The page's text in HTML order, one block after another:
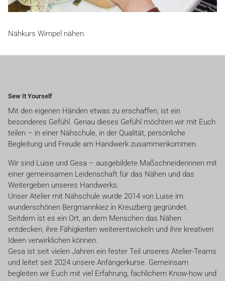
Nähkurs Wimpel nähen
Sew It Yourself
Mit den eigenen Händen etwas zu erschaffen, ist ein
besonderes Gefühl. Genau dieses Gefühl möchten wir mit Euch
teilen – in einer Nähschule, in der Qualität, persönliche
Begleitung und Freude am Handwerk zusammenkommen.
Wir sind Luise und Gesa – ausgebildete Maßschneiderinnen mit
einer gemeinsamen Leidenschaft für das Nähen und das
Weitergeben unseres Handwerks.
Unser Atelier mit Nähschule wurde 2014 von Luise im
wunderschönen Bergmannkiez in Kreuzberg gegründet.
Seitdem ist es ein Ort, an dem Menschen das Nähen
entdecken, ihre Fähigkeiten weiterentwickeln und ihre kreativen
Ideen verwirklichen können.
Gesa ist seit vielen Jahren ein fester Teil unseres Atelier-Teams
und leitet seit 2024 unsere Anfängerkurse. Gemeinsam
begleiten wir Euch mit viel Erfahrung, fachlichem Know-how und